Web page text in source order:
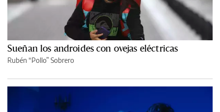
Sueñan los androides con ovejas eléctricas
Rubén “Pollo” Sobrero